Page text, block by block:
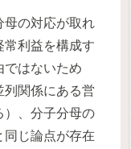
母の対応が取れ
常利益を構成す
ではないため
列関係にある営
）、分子分母の
同じ論点が存在